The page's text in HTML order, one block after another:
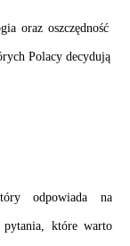
oraz oszczędność
Polacy decydują
odpowiada na
pytania, które warto